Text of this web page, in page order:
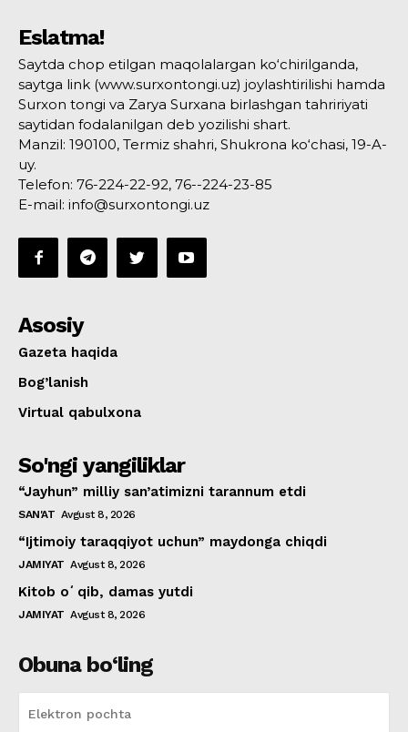
Eslatma!
Saytda chop etilgan maqolalargan ko‘chirilganda,
saytga link (www.surxontongi.uz) joylashtirilishi hamda
Surxon tongi va Zarya Surxana birlashgan tahririyati
saytidan fodalanilgan deb yozilishi shart.
Manzil: 190100, Termiz shahri, Shukrona ko‘chasi, 19-A-
uy.
Telefon: 76-224-22-92, 76--224-23-85
E-mail: info@surxontongi.uz
Asosiy
Gazeta haqida
Bog’lanish
Virtual qabulxona
So'ngi yangiliklar
“Jayhun” milliy san’atimizni tarannum etdi
SAN'AT Avgust 8, 2026
“Ijtimoiy taraqqiyot uchun” maydonga chiqdi
JAMIYAT Avgust 8, 2026
Kitob oʻqib, damas yutdi
JAMIYAT Avgust 8, 2026
Obuna bo‘ling